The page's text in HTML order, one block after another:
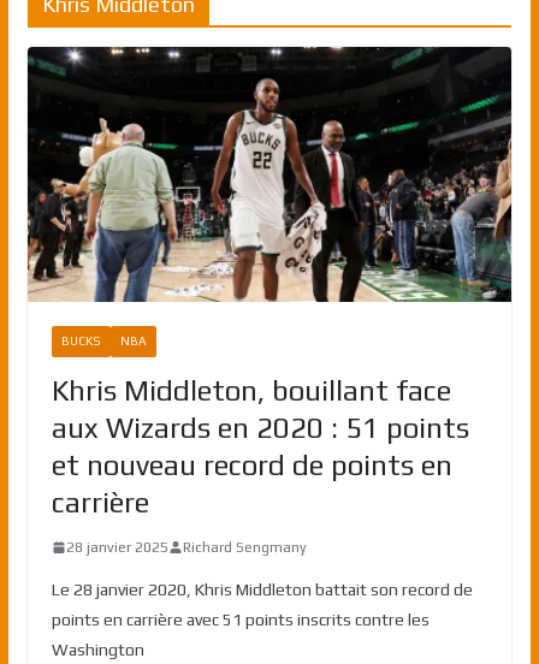
BUCKS NBA
Khris Middleton, bouillant face
aux Wizards en 2020 : 51 points
et nouveau record de points en
carrière
28 janvier 2025 Richard Sengmany
Le 28 janvier 2020, Khris Middleton battait son record de
points en carrière avec 51 points inscrits contre les
Washington